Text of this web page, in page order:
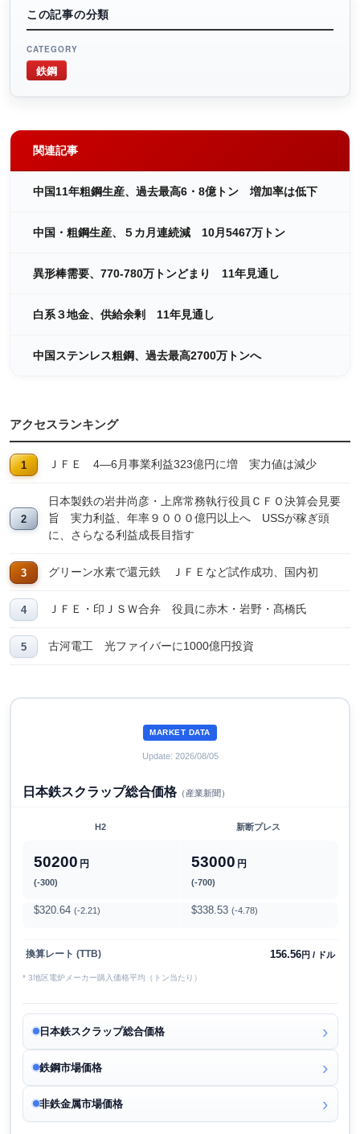
この記事の分類
CATEGORY
鉄鋼
関連記事
中国11年粗鋼生産、過去最高6・8億トン 増加率は低下
中国・粗鋼生産、５カ月連続減 10月5467万トン
異形棒需要、770-780万トンどまり 11年見通し
白系３地金、供給余剰 11年見通し
中国ステンレス粗鋼、過去最高2700万トンへ
アクセスランキング
ＪＦＥ 4―6月事業利益323億円に増 実力値は減少
日本製鉄の岩井尚彦・上席常務執行役員ＣＦＯ決算会見要
旨 実力利益、年率９０００億円以上へ USSが稼ぎ頭
に、さらなる利益成長目指す
グリーン水素で還元鉄 ＪＦＥなど試作成功、国内初
ＪＦＥ・印ＪＳＷ合弁 役員に赤木・岩野・髙橋氏
古河電工 光ファイバーに1000億円投資
MARKET DATA
Update: 2026/08/05
日本鉄スクラップ総合価格（産業新聞）
H2 新断プレス
50200 円
(-300)
53000 円
(-700)
$320.64 (-2.21) $338.53 (-4.78)
換算レート (TTB) 156.56円 / ドル
* 3地区電炉メーカー購入価格平均（トン当たり）
日本鉄スクラップ総合価格
鉄鋼市場価格
非鉄金属市場価格